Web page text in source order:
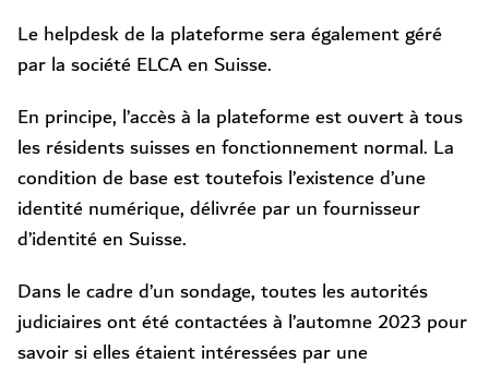
Le helpdesk de la plateforme sera également géré
par la société ELCA en Suisse.
En principe, l’accès à la plateforme est ouvert à tous
les résidents suisses en fonctionnement normal. La
condition de base est toutefois l’existence d’une
identité numérique, délivrée par un fournisseur
d’identité en Suisse.
Dans le cadre d’un sondage, toutes les autorités
judiciaires ont été contactées à l’automne 2023 pour
savoir si elles étaient intéressées par une